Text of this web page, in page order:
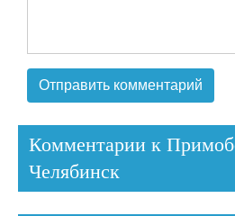
Комментарии к
Челябинск